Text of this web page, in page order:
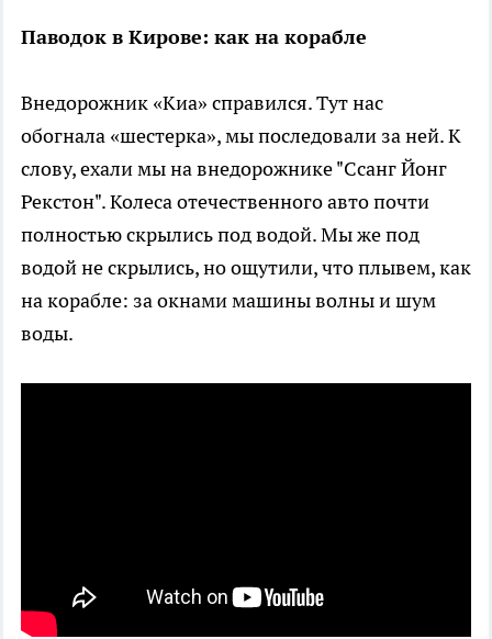
Паводок в Кирове: как на корабле
Внедорожник «Киа» справился. Тут нас
обогнала «шестерка», мы последовали за ней. К
слову, ехали мы на внедорожнике "Ссанг Йонг
Рекстон". Колеса отечественного авто почти
полностью скрылись под водой. Мы же под
водой не скрылись, но ощутили, что плывем, как
на корабле: за окнами машины волны и шум
воды.